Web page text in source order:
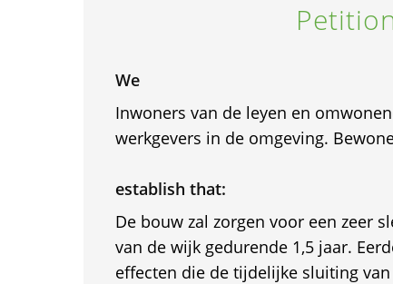
We
Inwoners van de leyen en
werkgevers in de omgeving.
establish that:
De bouw zal zorgen voor een zeer
van de wijk gedurende 1,5 jaar.
effecten die de tijdelijke sluiting